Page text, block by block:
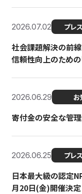
2026.07.02 プレ
社会課題解決の前
信頼性向上のための
2026.06.29 お
寄付金の安全な管
2026.06.25 プレ
日本最大級の認定
月20日(金)開催決定